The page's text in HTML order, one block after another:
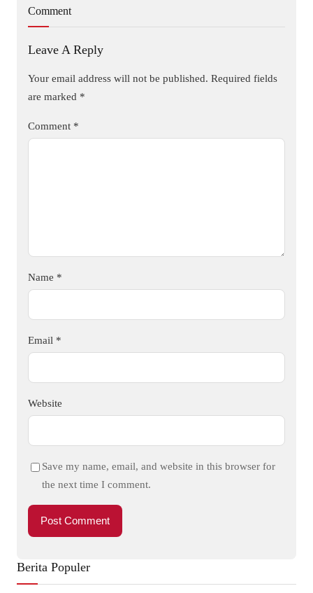
Comment
Leave A Reply
Your email address will not be published. Required fields
are marked *
Comment *
Name *
Email *
Website
Save my name, email, and website in this browser for
the next time I comment.
Berita Populer